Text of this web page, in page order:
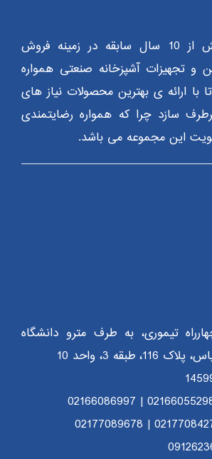
آل اسکیل با بیش از 10 سال سابقه در زمینه فروش
و تجهیزات آشپزخانه صنعتی همواره
با ارائه ی بهترین محصولات نیاز های
سازد چرا که همواره رضایتمندی
این مجموعه می باشد.
تیموری، به طرف مترو دانشگاه
3، واحد 10
|
02166086997
|
02177089678